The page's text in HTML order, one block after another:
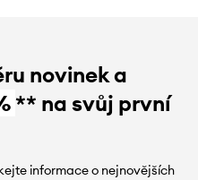
novinek a
** na svůj první
informace o nejnovějších